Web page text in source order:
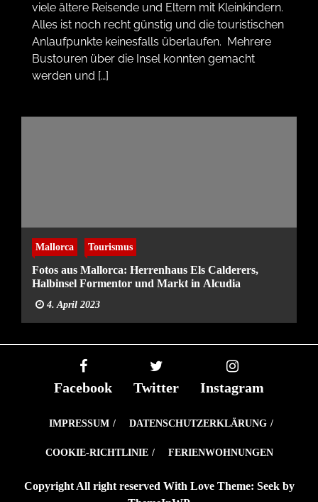
viele ältere Reisende und Eltern mit Kleinkindern.
Alles ist noch recht günstig und die touristischen
Anlaufpunkte keinesfalls überlaufen. Mehrere
Bustouren über die Insel konnten gemacht
werden und […]
Mallorca Tourismus
Fotos aus Mallorca: Herrenhaus Els Calderers,
Halbinsel Formentor und Markt in Alcudia
4. April 2023
Facebook Twitter Instagram
IMPRESSUM DATENSCHUTZERKLÄRUNG
COOKIE-RICHTLINIE FERIENWOHNUNGEN
Copyright All right reserved With Love Theme: Seek by